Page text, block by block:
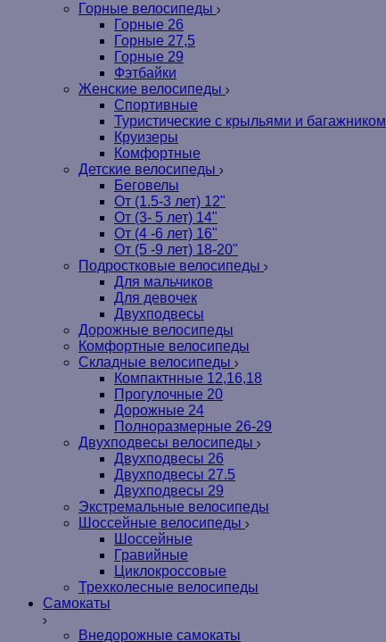
Горные велосипеды
Горные 26
Горные 27,5
Горные 29
Фэтбайки
Женские велосипеды
Спортивные
Туристические с крыльями и багажником
Круизеры
Комфортные
Детские велосипеды
Беговелы
От (1.5-3 лет) 12"
От (3- 5 лет) 14"
От (4 -6 лет) 16"
От (5 -9 лет) 18-20"
Подростковые велосипеды
Для мальчиков
Для девочек
Двухподвесы
Дорожные велосипеды
Комфортные велосипеды
Складные велосипеды
Компактнные 12,16,18
Прогулочные 20
Дорожные 24
Полноразмерные 26-29
Двухподвесы велосипеды
Двухподвесы 26
Двухподвесы 27.5
Двухподвесы 29
Экстремальные велосипеды
Шоссейные велосипеды
Шоссейные
Гравийные
Циклокроссовые
Трехколесные велосипеды
Самокаты
Внедорожные самокаты